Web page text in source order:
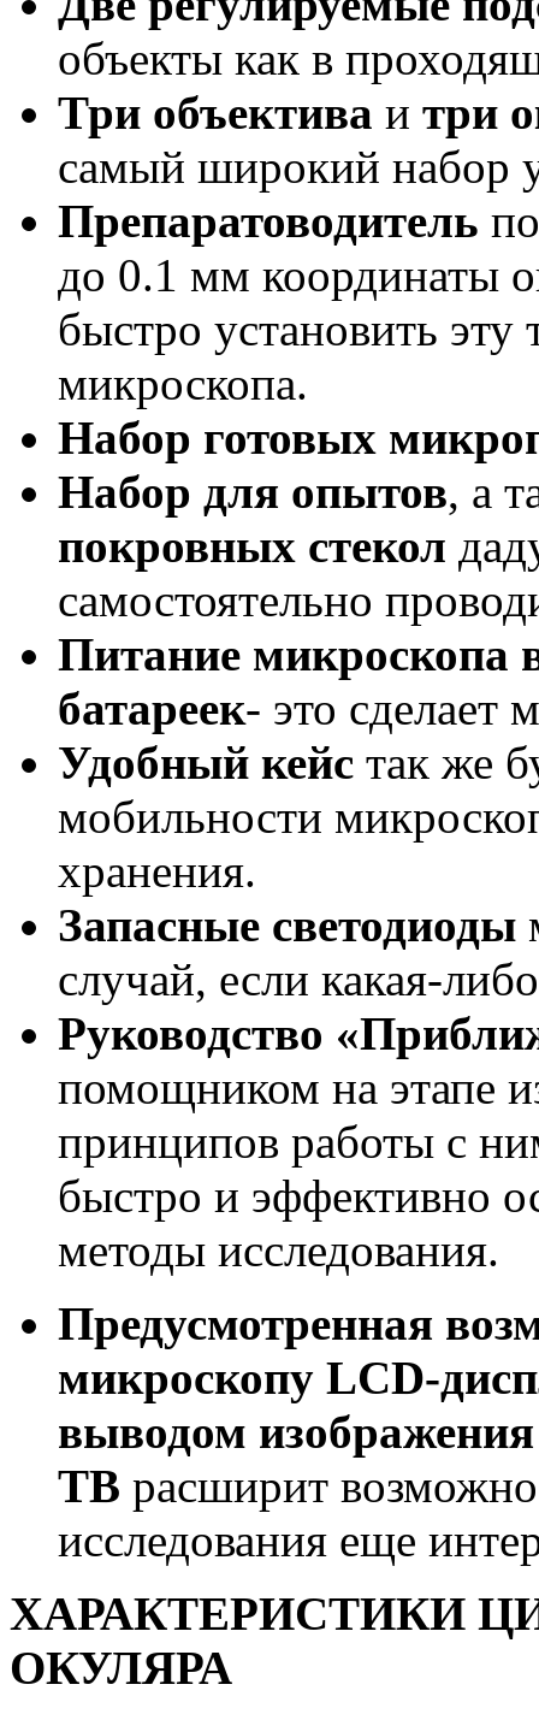
объекты как в
Три объектива и три
самый широкий набор
Препаратоводитель
до 0.1 мм координаты
быстро установить эту
микроскопа.
Набор готовых
Набор для опытов, а
покровных стекол
самостоятельно
Питание микроскопа
батареек- это сделает
Удобный кейс так же
мобильности
хранения.
Запасные светодиоды
случай, если какая-
Руководство
помощником на этапе
принципов работы с
быстро и эффективно
методы исследования.
Предусмотренная
микроскопу LCD-
выводом
ТВ расширит
исследования еще
ХАРАКТЕРИСТИКИ
ОКУЛЯРА